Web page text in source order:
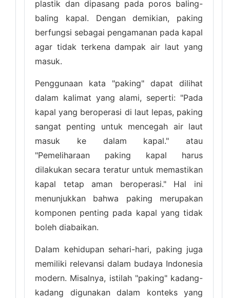
plastik dan dipasang pada poros baling-
baling kapal. Dengan demikian, paking
berfungsi sebagai pengamanan pada kapal
agar tidak terkena dampak air laut yang
masuk.
Penggunaan kata "paking" dapat dilihat
dalam kalimat yang alami, seperti: "Pada
kapal yang beroperasi di laut lepas, paking
sangat penting untuk mencegah air laut
masuk ke dalam kapal." atau
"Pemeliharaan paking kapal harus
dilakukan secara teratur untuk memastikan
kapal tetap aman beroperasi." Hal ini
menunjukkan bahwa paking merupakan
komponen penting pada kapal yang tidak
boleh diabaikan.
Dalam kehidupan sehari-hari, paking juga
memiliki relevansi dalam budaya Indonesia
modern. Misalnya, istilah "paking" kadang-
kadang digunakan dalam konteks yang